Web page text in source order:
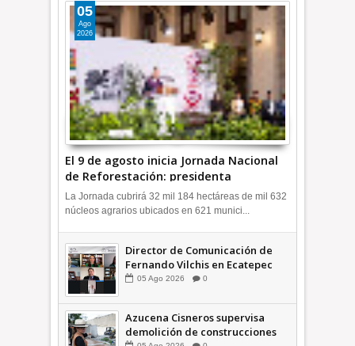
El 9 de agosto inicia Jornada Nacional
de Reforestación: presidenta
Sheinbaum +Video INFORMATIVA
05
Ago
2026
La Jornada cubrirá 32 mil 184 hectáreas de mil 632
núcleos agrarios ubicados en 621 munici...
Director de Comunicación de
Fernando Vilchis en Ecatepec
financió publicaciones en redes
Cisneros: TEEM INFORMATIVA
05 Ago 2026 0
Azucena Cisneros supervisa
demolición de construcciones